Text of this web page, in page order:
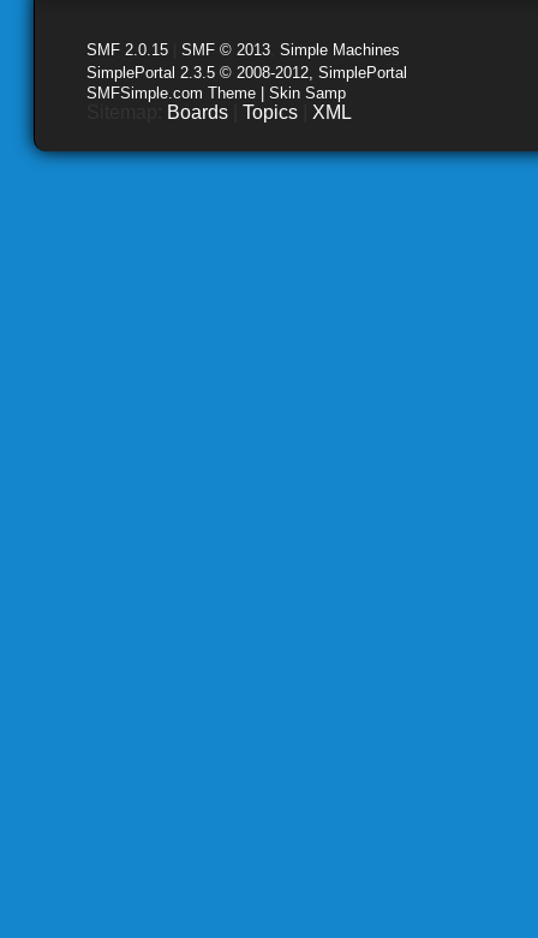
SMF 2.0.15 SMF © 2013 Simple Machines
SimplePortal 2.3.5 © 2008-2012, SimplePortal
SMFSimple.com Theme | Skin Samp
Boards Topics XML